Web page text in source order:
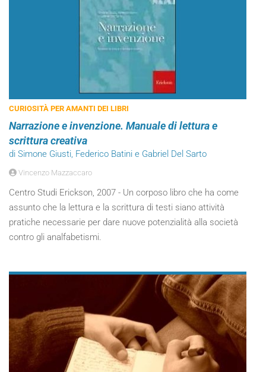
CURIOSITÀ PER AMANTI DEI LIBRI
Narrazione e invenzione. Manuale di lettura e
scrittura creativa
di Simone Giusti, Federico Batini e Gabriel Del Sarto
Vincenzo Mazzaccaro
Centro Studi Erickson, 2007 - Un corposo libro che ha come
assunto che la lettura e la scrittura di testi siano attività
pratiche necessarie per dare nuove potenzialità alla società
contro gli analfabetismi.